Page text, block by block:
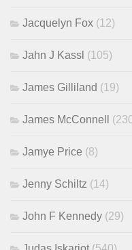
Jacquelyn Fox (12)
Jahn J Kassl (105)
James Gilliland (19)
James McConnell
Jamye Price (8)
Jenny Schiltz (14)
John F Kennedy (29)